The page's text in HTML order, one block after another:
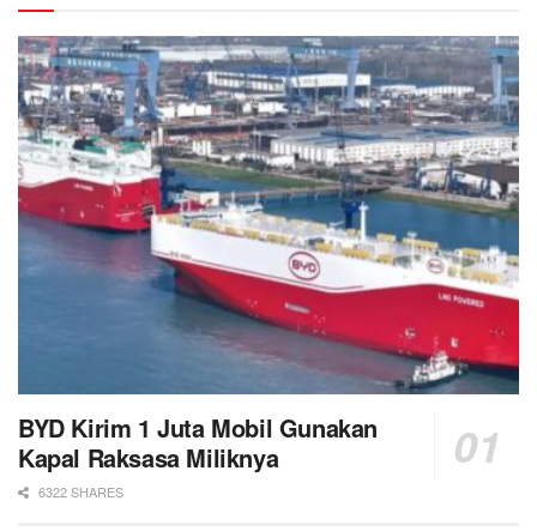
BYD Kirim 1 Juta Mobil Gunakan
Kapal Raksasa Miliknya
6322 SHARES